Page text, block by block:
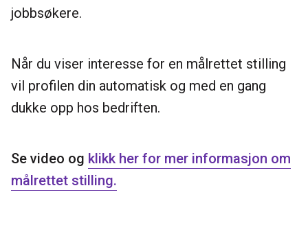
jobbsøkere.
Når du viser interesse for en målrettet stilling
vil profilen din automatisk og med en gang
dukke opp hos bedriften.
Se video og klikk her for mer informasjon om
målrettet stilling.